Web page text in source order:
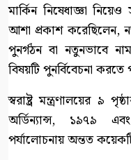
মার্কিন নিষেধাজ্ঞা নিয়েও
আশা প্রকাশ করেছিলেন,
পুনর্গঠন বা নতুনভাবে
বিষয়টি পুনর্বিবেচনা করতে
স্বরাষ্ট্র মন্ত্রণালয়ের ৯
অর্ডিন্যান্স, ১৯৭৯
পর্যালোচনায় অন্তত